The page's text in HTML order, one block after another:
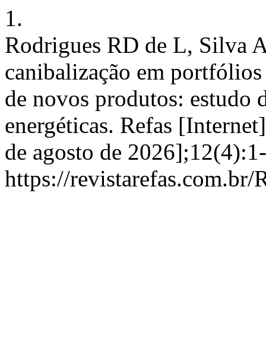
1.
Rodrigues RD de L, Silva
canibalização em
de novos produtos: estudo
energéticas. Refas
de agosto de
https://